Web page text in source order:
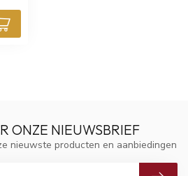
ONZE NIEUWSBRIEF
nieuwste producten en aanbiedingen